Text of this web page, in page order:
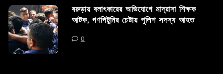
বরুড়ায় বলাৎকারের অভিযোগে মাদ্রাসা শিক্ষক
আটক, গণপিটুনির চেষ্টায় পুলিশ সদস্য আহত
0